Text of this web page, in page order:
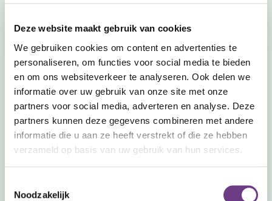
Deze website maakt gebruik van cookies
We gebruiken cookies om content en advertenties te
personaliseren, om functies voor social media te bieden
en om ons websiteverkeer te analyseren. Ook delen we
informatie over uw gebruik van onze site met onze
partners voor social media, adverteren en analyse. Deze
partners kunnen deze gegevens combineren met andere
informatie die u aan ze heeft verstrekt of die ze hebben
verzameld op basis van uw gebruik van hun services.
Noodzakelijk
BROCHURE
CoWin Halo Datasheet
Download